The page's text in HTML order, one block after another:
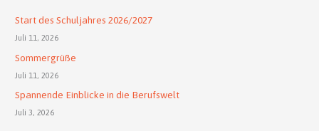
Start des Schuljahres 2026/2027
Juli 11, 2026
Sommergrüße
Juli 11, 2026
Spannende Einblicke in die Berufswelt
Juli 3, 2026